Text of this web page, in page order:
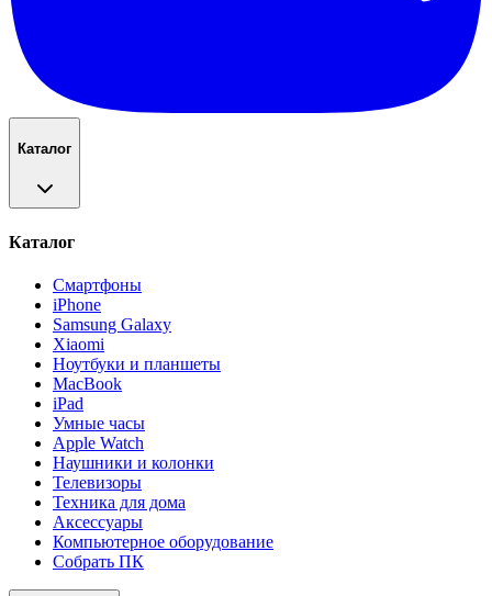
Каталог
Каталог
Смартфоны
iPhone
Samsung Galaxy
Xiaomi
Ноутбуки и планшеты
MacBook
iPad
Умные часы
Apple Watch
Наушники и колонки
Телевизоры
Техника для дома
Аксессуары
Компьютерное оборудование
Собрать ПК